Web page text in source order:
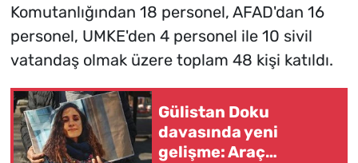
Komutanlığından 18 personel, AFAD'dan 16
personel, UMKE'den 4 personel ile 10 sivil
vatandaş olmak üzere toplam 48 kişi katıldı.
Gülistan Doku
davasında yeni
gelişme: Araç